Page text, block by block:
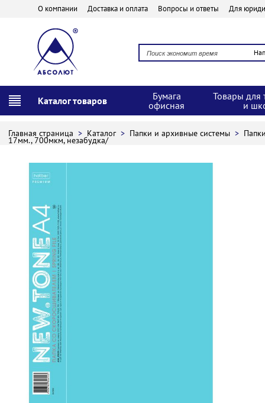
О компании Доставка и оплата Вопросы и ответы Для
Каталог товаров
Бумага
офисная
Товары для
и
Главная страница > Каталог > Папки и архивные системы >
17мм., 700мкм, незабудка/